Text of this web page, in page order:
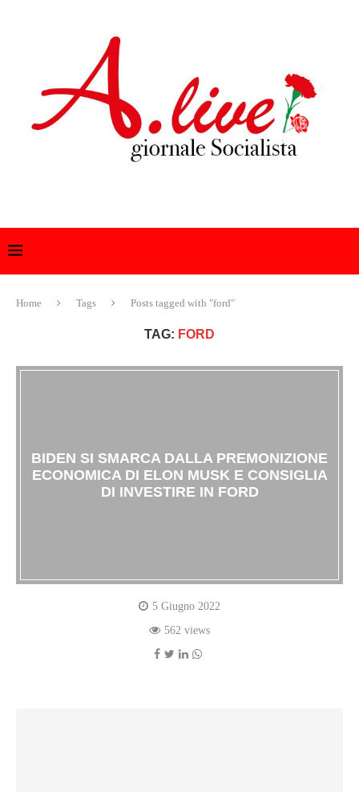
Home Tags Posts tagged with "ford"
TAG: FORD
BIDEN SI SMARCA DALLA PREMONIZIONE
ECONOMICA DI ELON MUSK E CONSIGLIA
DI INVESTIRE IN FORD
5 Giugno 2022
562 views